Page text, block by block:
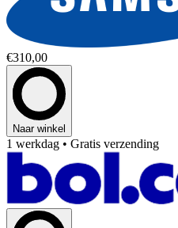
€310,00
Naar winkel
1 werkdag • Gratis verzending